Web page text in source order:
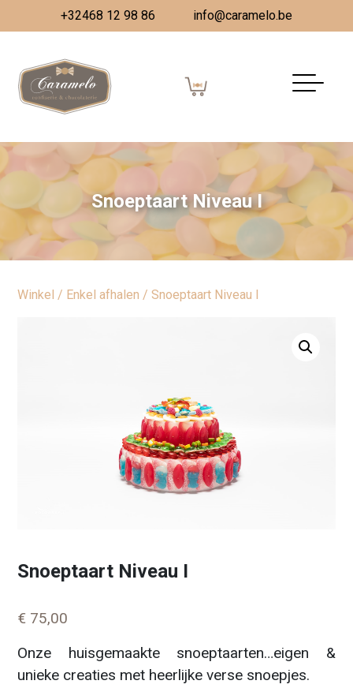
+32468 12 98 86 info@caramelo.be
Snoeptaart Niveau I
Winkel / Enkel afhalen / Snoeptaart Niveau I
Snoeptaart Niveau I
€ 75,00
Onze huisgemaakte snoeptaarten…eigen &
unieke creaties met heerlijke verse snoepjes.